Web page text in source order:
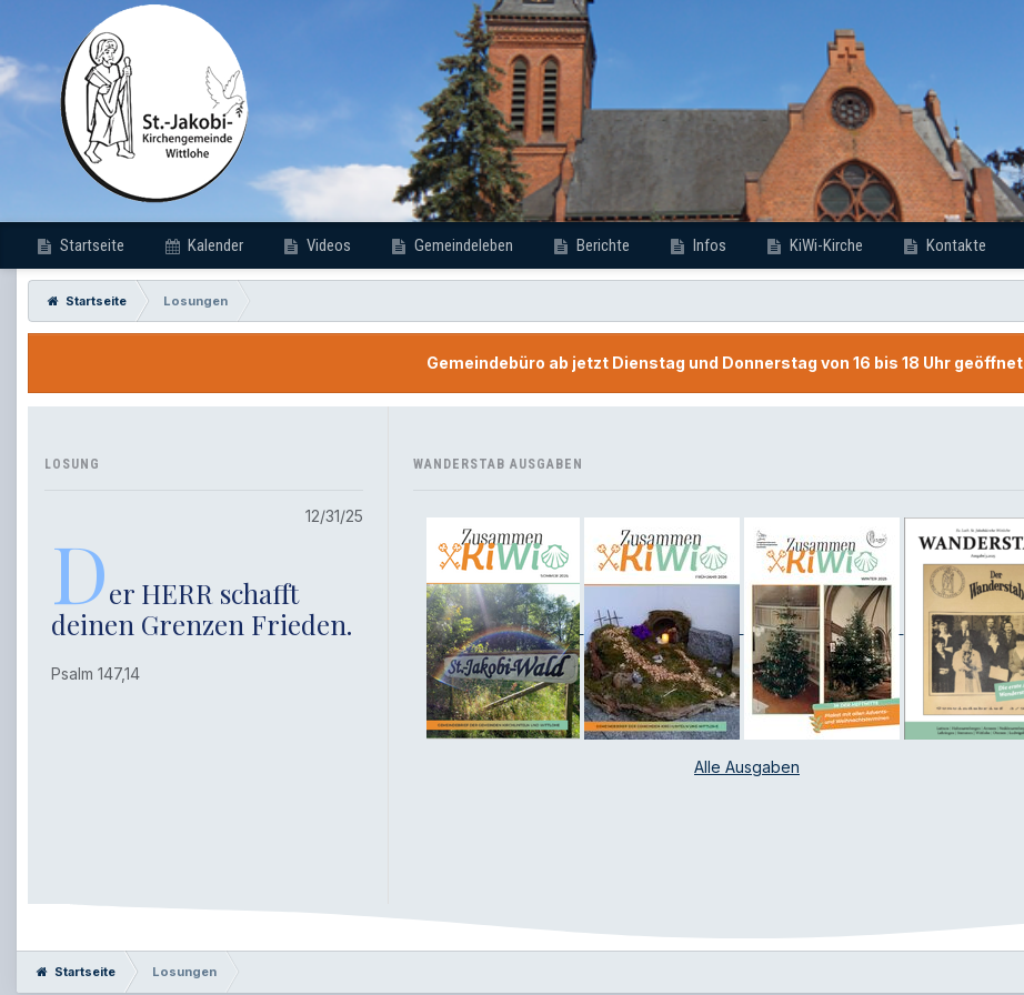
Startseite Kalender Videos Gemeindeleben Berichte Infos KiWi-Kirche Kontakte
Startseite
Losungen
Gemeindebüro ab jetzt Dienstag und Donnerstag von 16 bis 18 Uhr geöffnet
LOSUNG
12/31/25
Der HERR schafft
deinen Grenzen Frieden.
Psalm 147,14
WANDERSTAB AUSGABEN
Alle Ausgaben
Startseite Losungen